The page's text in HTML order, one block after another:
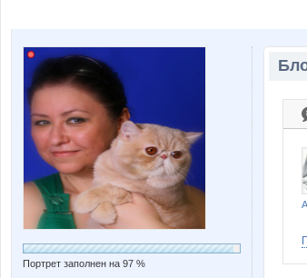
Портрет заполнен на 97 %